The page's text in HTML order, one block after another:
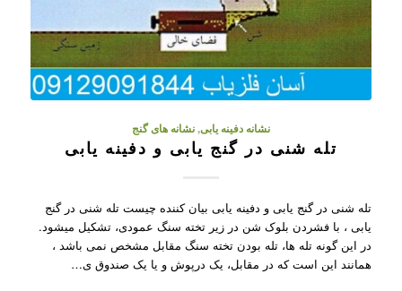
نشانه دفینه یابی,نشانه های گنج
تله شنی در گنج یابی و دفینه یابی
تله شنی در گنج یابی و دفینه یابی بیان کننده چیست تله شنی در گنج
یابی ، با فشردن بلوک شن در زیر تخته سنگ عمودی، تشکیل میشود.
در این گونه تله ها، تله بودن تخته سنگ مقابل مشخص نمی باشد ،
همانند این است که در مقابل، یک درپوش و یا یک صندوق ی…